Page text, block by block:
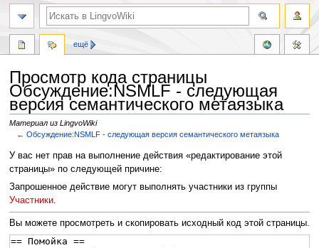
Просмотр кода страницы
Обсуждение:NSMLF - следующая
версия семантического метаязыка
Материал из LingvoWiki
←Обсуждение:NSMLF - следующая версия семантического метаязыка
Перейти
к
навигации
Перейти
к
поиску
У вас нет прав на выполнение действия «редактирование этой
страницы» по следующей причине:
Запрошенное действие могут выполнять участники из группы
Участники.
Вы можете просмотреть и скопировать исходный код этой страницы.
ещё